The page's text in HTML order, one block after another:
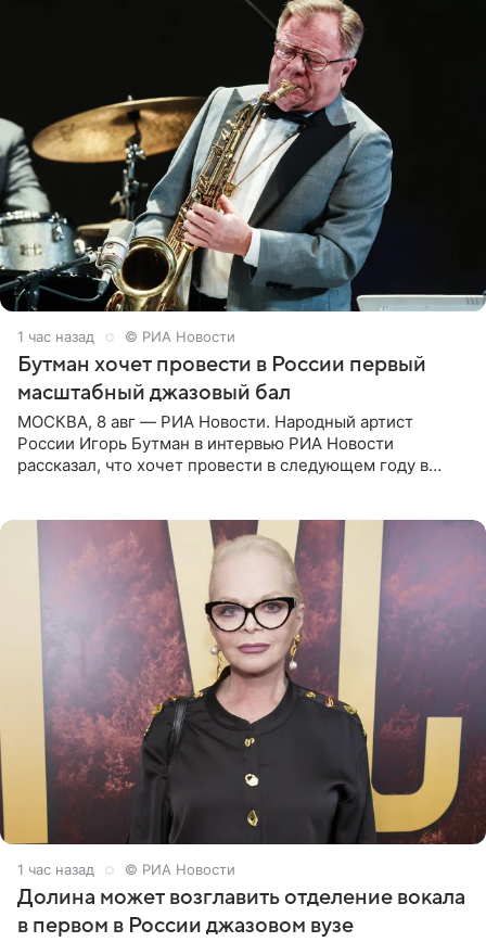
1 час назад © РИА Новости
Бутман хочет провести в России первый
масштабный джазовый бал
МОСКВА, 8 авг — РИА Новости. Народный артист
России Игорь Бутман в интервью РИА Новости
рассказал, что хочет провести в следующем году в
1 час назад © РИА Новости
Долина может возглавить отделение вокала
в первом в России джазовом вузе